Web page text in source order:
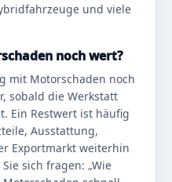
und viele
noch wert?
mit Motorschaden noch
sobald die Werkstatt
Ein Restwert ist häufig
Ausstattung,
Exportmarkt weiterhin
sich fragen: „Wie